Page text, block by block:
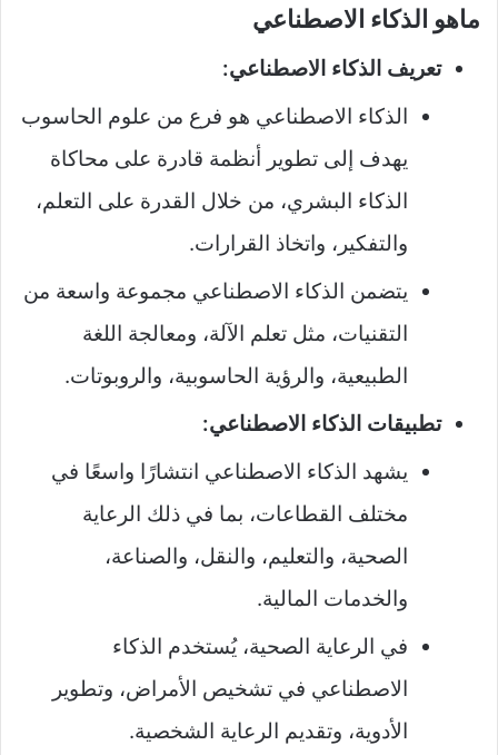
ماهو الذكاء الاصطناعي
تعريف الذكاء الاصطناعي:
الذكاء الاصطناعي هو فرع من علوم الحاسوب
يهدف إلى تطوير أنظمة قادرة على محاكاة
الذكاء البشري، من خلال القدرة على التعلم،
والتفكير، واتخاذ القرارات.
يتضمن الذكاء الاصطناعي مجموعة واسعة من
التقنيات، مثل تعلم الآلة، ومعالجة اللغة
الطبيعية، والرؤية الحاسوبية، والروبوتات.
تطبيقات الذكاء الاصطناعي:
يشهد الذكاء الاصطناعي انتشارًا واسعًا في
مختلف القطاعات، بما في ذلك الرعاية
الصحية، والتعليم، والنقل، والصناعة،
والخدمات المالية.
في الرعاية الصحية، يُستخدم الذكاء
الاصطناعي في تشخيص الأمراض، وتطوير
الأدوية، وتقديم الرعاية الشخصية.